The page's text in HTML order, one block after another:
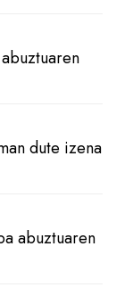
dute izena
abuztuaren